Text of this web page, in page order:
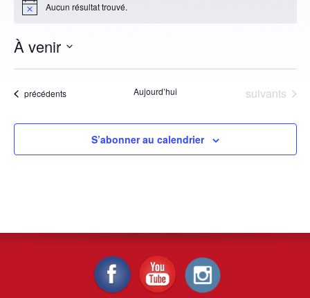
Notice Aucun résultat trouvé.
À venir
date.
Évènements
précédents Aujourd’hui Évènements
suivants
S’abonner au calendrier